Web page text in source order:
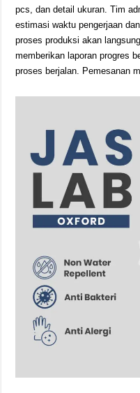
pcs, dan detail ukuran. Tim
estimasi waktu pengerjaan
proses produksi akan
memberikan laporan progres
proses berjalan. Pemesanan